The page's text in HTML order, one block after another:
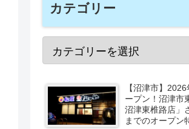
カテゴリー
【沼津市】
ープン！沼津市
沼津東椎路店」
までのオープン